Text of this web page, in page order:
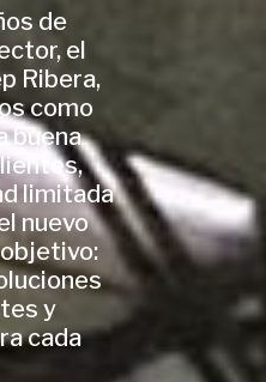
de
el
Ribera,
como
buena
limitada
nuevo
y
cada